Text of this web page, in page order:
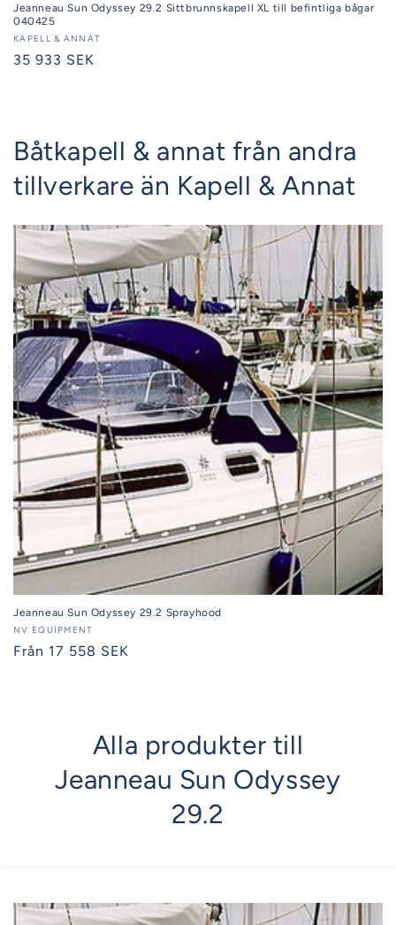
Jeanneau Sun Odyssey 29.2 Sittbrunnskapell XL till befintliga bågar
040425
Säljare:
KAPELL & ANNAT
Ordinarie
35 933 SEK
Båtkapell & annat från andra
tillverkare än Kapell & Annat
Jeanneau Sun Odyssey 29.2 Sprayhood
Säljare:
NV EQUIPMENT
Ordinarie
Från 17 558 SEK
Alla produkter till
Jeanneau Sun Odyssey
29.2